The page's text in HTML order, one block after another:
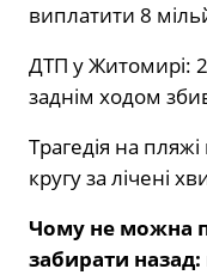
виплатити 8
ДТП у Житомирі:
заднім ходом
Трагедія на
кругу за лічені
Чому не можна
забирати